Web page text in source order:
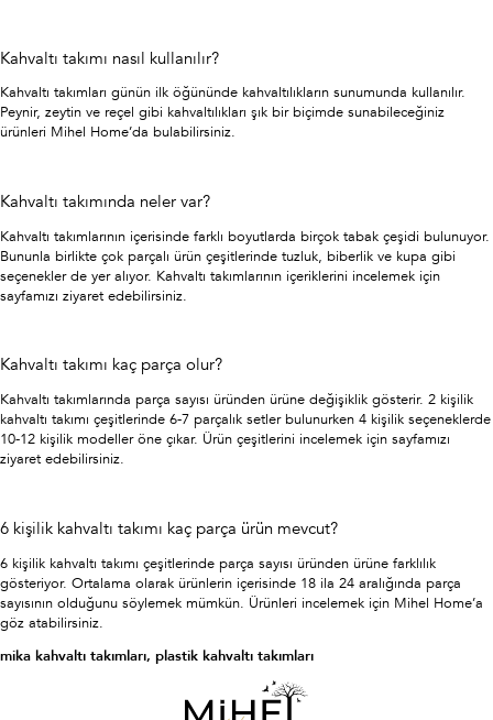
Kahvaltı takımı nasıl kullanılır?
Kahvaltı takımları günün ilk öğününde kahvaltılıkların sunumunda kullanılır.
Peynir, zeytin ve reçel gibi kahvaltılıkları şık bir biçimde sunabileceğiniz
ürünleri Mihel Home’da bulabilirsiniz.
Kahvaltı takımında neler var?
Kahvaltı takımlarının içerisinde farklı boyutlarda birçok tabak çeşidi bulunuyor.
Bununla birlikte çok parçalı ürün çeşitlerinde tuzluk, biberlik ve kupa gibi
seçenekler de yer alıyor. Kahvaltı takımlarının içeriklerini incelemek için
sayfamızı ziyaret edebilirsiniz.
Kahvaltı takımı kaç parça olur?
Kahvaltı takımlarında parça sayısı üründen ürüne değişiklik gösterir. 2 kişilik
kahvaltı takımı çeşitlerinde 6-7 parçalık setler bulunurken 4 kişilik seçeneklerde
10-12 kişilik modeller öne çıkar. Ürün çeşitlerini incelemek için sayfamızı
ziyaret edebilirsiniz.
6 kişilik kahvaltı takımı kaç parça ürün mevcut?
6 kişilik kahvaltı takımı çeşitlerinde parça sayısı üründen ürüne farklılık
gösteriyor. Ortalama olarak ürünlerin içerisinde 18 ila 24 aralığında parça
sayısının olduğunu söylemek mümkün. Ürünleri incelemek için Mihel Home’a
göz atabilirsiniz.
mika kahvaltı takımları, plastik kahvaltı takımları